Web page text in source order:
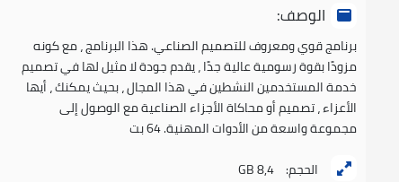
الوصف:
برنامج قوي ومعروف للتصميم الصناعي. هذا البرنامج ، مع كونه
مزودًا بقوة رسومية عالية جدًا ، يقدم جودة لا مثيل لها في تصميم
خدمة المستخدمين النشطين في هذا المجال ، بحيث يمكنك ، أيها
الأعزاء ، تصميم أو محاكاة الأجزاء الصناعية مع الوصول إلى
مجموعة واسعة من الأدوات المهنية. 64 بت
الحجم: 8,4 GB